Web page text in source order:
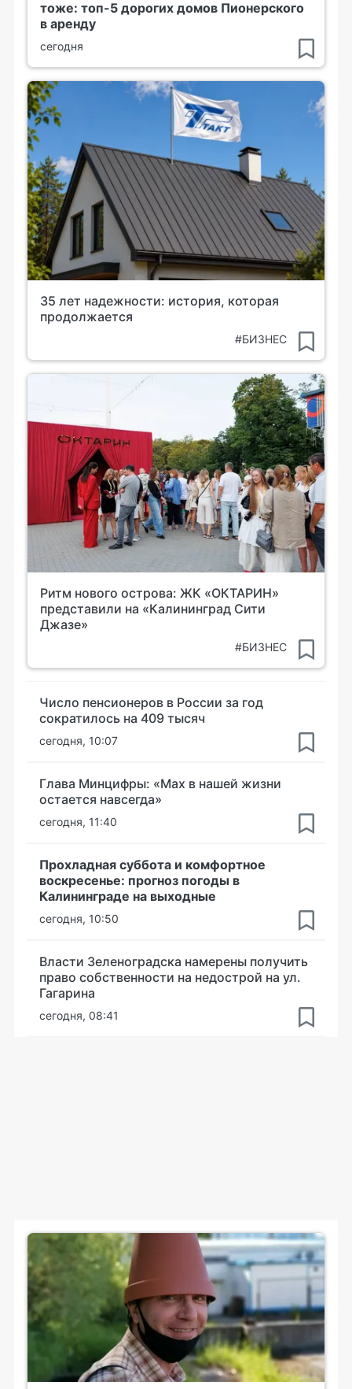
тоже: топ-5 дорогих домов Пионерского
в аренду
сегодня
35 лет надежности: история, которая
продолжается
#БИЗНЕС
Ритм нового острова: ЖК «ОКТАРИН»
представили на «Калининград Сити
Джазе»
#БИЗНЕС
Число пенсионеров в России за год
сократилось на 409 тысяч
сегодня, 10:07
Глава Минцифры: «Мах в нашей жизни
остается навсегда»
сегодня, 11:40
Прохладная суббота и комфортное
воскресенье: прогноз погоды в
Калининграде на выходные
сегодня, 10:50
Власти Зеленоградска намерены получить
право собственности на недострой на ул.
Гагарина
сегодня, 08:41